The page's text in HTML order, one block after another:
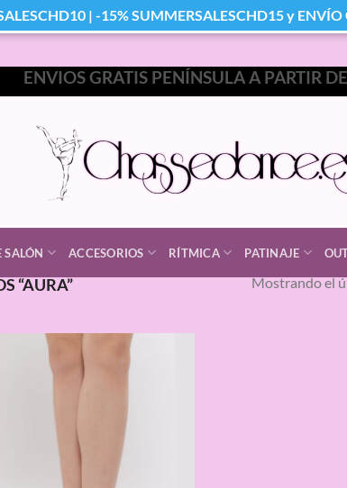
ENVIOS GRATIS PENÍNSULA A PARTIR
SALÓN ACCESORIOS RÍTMICA PATINAJE
“AURA” Mostrando el
| -15% SUMMERSALESCHD15 y